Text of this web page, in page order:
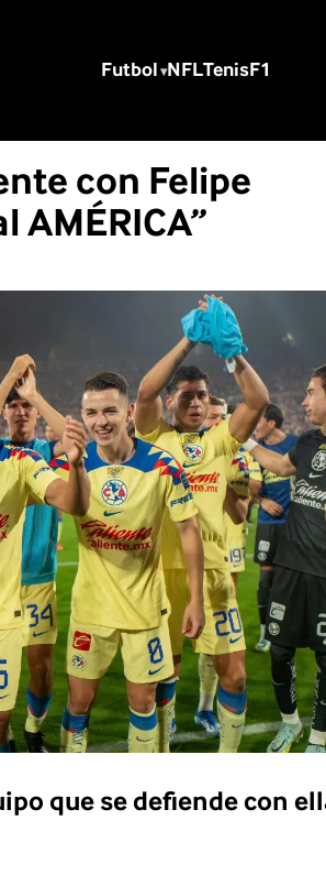
Futbol NFLTenisF1
con Felipe
AMÉRICA”
que se defiende con